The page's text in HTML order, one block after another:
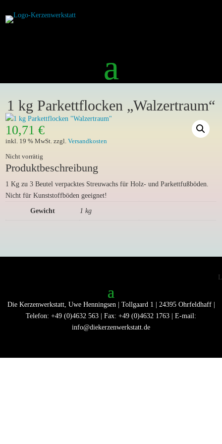
1 kg Parkettflocken „Walzertraum“
10,71€
inkl. 19 % MwSt. zzgl.Versandkosten
Nicht vorrätig
Produktbeschreibung
1 Kg zu 3 Beutel verpacktes Streuwachs für Holz- und Parkettfußböden.
Nicht für Kunststoffböden geeignet!
Gewicht 1 kg
Die Kerzenwerkstatt, Uwe Henningsen | Tollgaard 1 | 24395 Ohrfeldhaff |
Telefon: +49 (0)4632 563 | Fax: +49 (0)4632 1763 | E-mail:
info@diekerzenwerkstatt.de